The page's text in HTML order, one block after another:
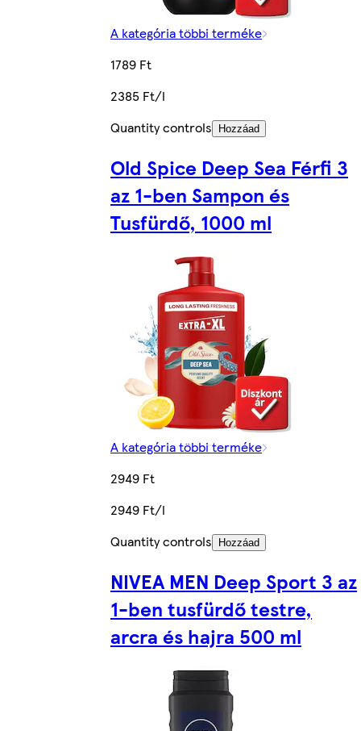
A kategória többi terméke
1789 Ft
2385 Ft/l
Quantity controls
Hozzáad
Old Spice Deep Sea Férfi 3
az 1-ben Sampon és
Tusfürdő, 1000 ml
A kategória többi terméke
2949 Ft
2949 Ft/l
Quantity controls
Hozzáad
NIVEA MEN Deep Sport 3 az
1-ben tusfürdő testre,
arcra és hajra 500 ml